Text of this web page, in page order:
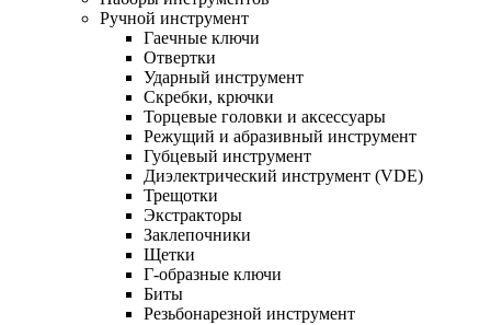
Ручной инструмент
Гаечные ключи
Отвертки
Ударный инструмент
Скребки, крючки
Торцевые головки и аксессуары
Режущий и абразивный инструмент
Губцевый инструмент
Диэлектрический инструмент (VDE)
Трещотки
Экстракторы
Заклепочники
Щетки
Г-образные ключи
Биты
Резьбонарезной инструмент